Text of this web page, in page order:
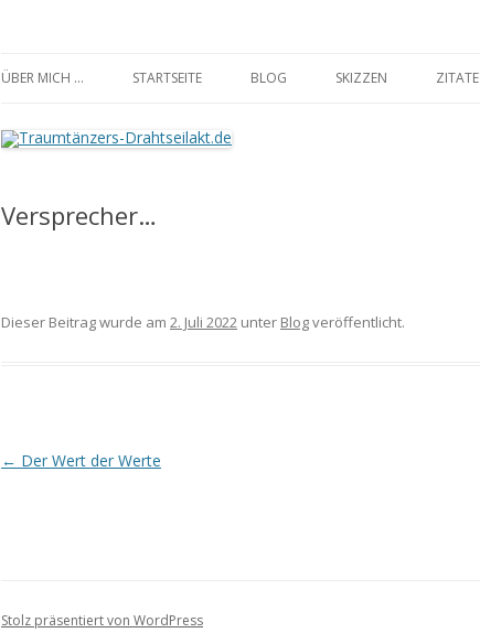
ÜBER MICH … STARTSEITE BLOG SKIZZEN ZITATE
Versprecher…
Dieser Beitrag wurde am 2. Juli 2022 unter Blogveröffentlicht.
Beitrags-
← Der Wert der Werte
Stolz präsentiert von WordPress